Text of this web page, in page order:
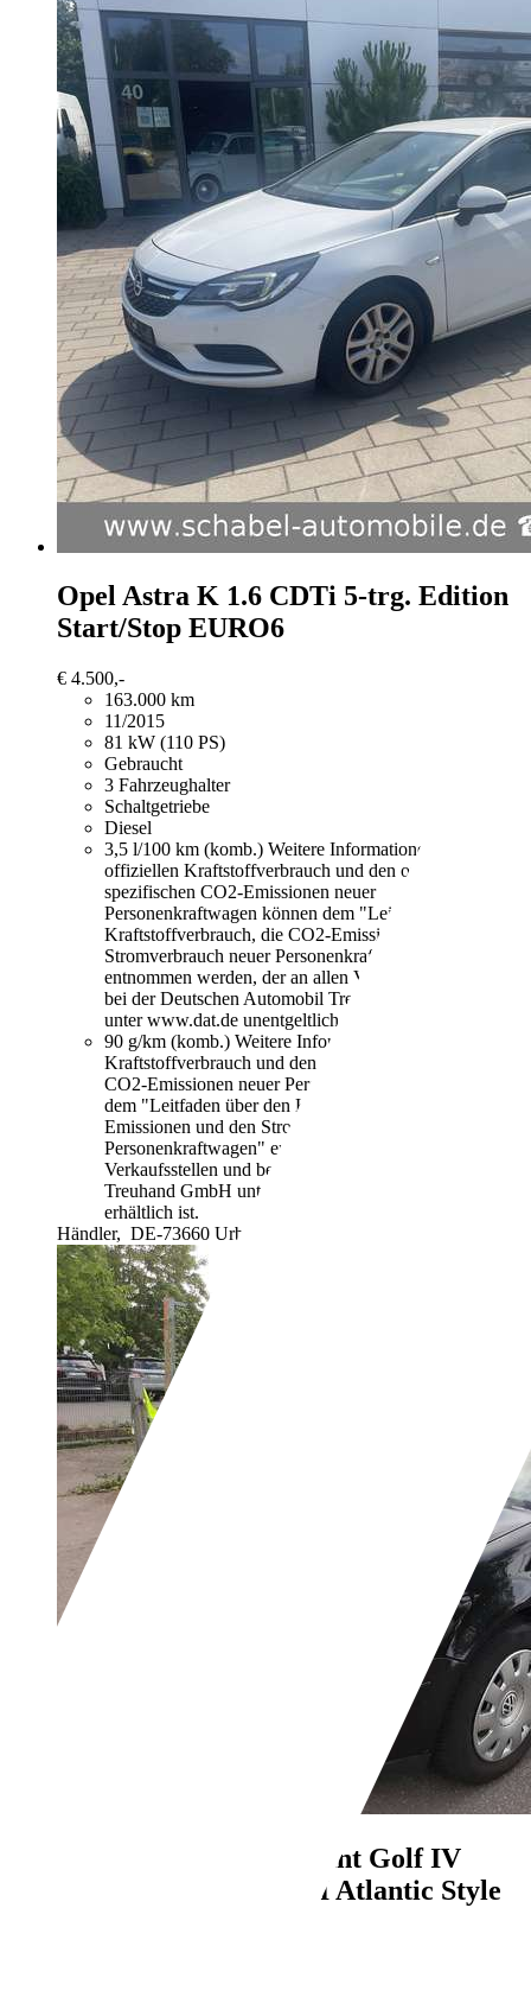
Opel Astra K 1.6 CDTi 5-trg. Edition
Start/Stop EURO6
€ 4.500,-
163.000 km
11/2015
81 kW (110 PS)
Gebraucht
3 Fahrzeughalter
Schaltgetriebe
Diesel
3,5 l/100 km (komb.) Weitere Informationen zum
offiziellen Kraftstoffverbrauch und den offiziellen
spezifischen CO2-Emissionen neuer
Personenkraftwagen können dem "Leitfaden über den
Kraftstoffverbrauch, die CO2-Emissionen und den
Stromverbrauch neuer Personenkraftwagen"
entnommen werden, der an allen Verkaufsstellen und
bei der Deutschen Automobil Treuhand GmbH
unter www.dat.de unentgeltlich erhältlich ist.
90 g/km (komb.) Weitere Informationen zum offiziellen
Kraftstoffverbrauch und den offiziellen spezifischen
CO2-Emissionen neuer Personenkraftwagen können
dem "Leitfaden über den Kraftstoffverbrauch, die CO2-
Emissionen und den Stromverbrauch neuer
Personenkraftwagen" entnommen werden, der an allen
Verkaufsstellen und bei der Deutschen Automobil
Treuhand GmbH unter www.dat.de unentgeltlich
erhältlich ist.
Händler, DE-73660 Urbach
Volkswagen Golf Variant Golf IV
Variant Diesel 1.9 TDI Atlantic Style